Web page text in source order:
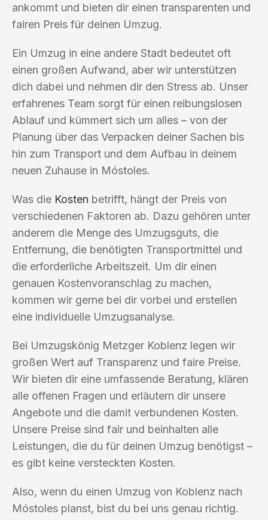
ankommt und bieten dir einen transparenten und
fairen Preis für deinen Umzug.
Ein Umzug in eine andere Stadt bedeutet oft
einen großen Aufwand, aber wir unterstützen
dich dabei und nehmen dir den Stress ab. Unser
erfahrenes Team sorgt für einen reibungslosen
Ablauf und kümmert sich um alles – von der
Planung über das Verpacken deiner Sachen bis
hin zum Transport und dem Aufbau in deinem
neuen Zuhause in Móstoles.
Was die Kosten betrifft, hängt der Preis von
verschiedenen Faktoren ab. Dazu gehören unter
anderem die Menge des Umzugsguts, die
Entfernung, die benötigten Transportmittel und
die erforderliche Arbeitszeit. Um dir einen
genauen Kostenvoranschlag zu machen,
kommen wir gerne bei dir vorbei und erstellen
eine individuelle Umzugsanalyse.
Bei Umzugskönig Metzger Koblenz legen wir
großen Wert auf Transparenz und faire Preise.
Wir bieten dir eine umfassende Beratung, klären
alle offenen Fragen und erläutern dir unsere
Angebote und die damit verbundenen Kosten.
Unsere Preise sind fair und beinhalten alle
Leistungen, die du für deinen Umzug benötigst –
es gibt keine versteckten Kosten.
Also, wenn du einen Umzug von Koblenz nach
Móstoles planst, bist du bei uns genau richtig.